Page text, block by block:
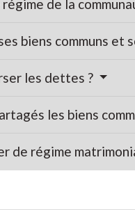
de la
biens communs et
les dettes ?
les biens
de régime